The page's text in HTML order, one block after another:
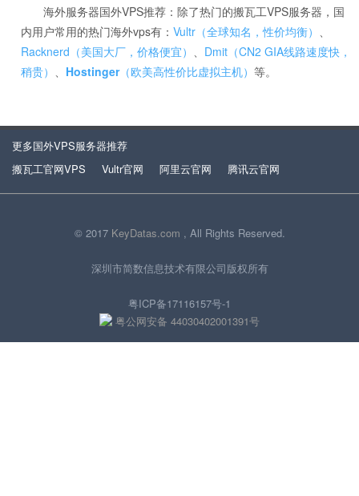
海外服务器国外VPS推荐：除了热门的搬瓦工VPS服务器，国
内用户常用的热门海外vps有： Vultr（全球知名，性价均衡） 、
Racknerd（美国大厂，价格便宜） 、 Dmit（CN2 GIA线路速度快，
稍贵） 、 Hostinger（欧美高性价比虚拟主机） 等。
更多国外VPS服务器推荐
搬瓦工官网VPS
Vultr官网 阿里云官网 腾讯云官网
© 2017 KeyDatas.com , All Rights Reserved.
深圳市简数信息技术有限公司版权所有
粤ICP备17116157号-1
粤公网安备 44030402001391号